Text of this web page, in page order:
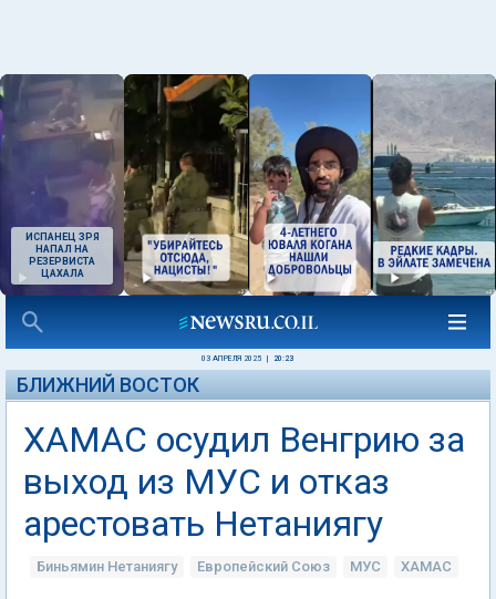
ИСПАНЕЦ ЗРЯ
НАПАЛ НА
РЕЗЕРВИСТА
ЦАХАЛА
03 АПРЕЛЯ 2025 20:23
БЛИЖНИЙ ВОСТОК
ХАМАС осудил Венгрию за
выход из МУС и отказ
арестовать Нетаниягу
Биньямин Нетаниягу Европейский Союз МУС ХАМАС